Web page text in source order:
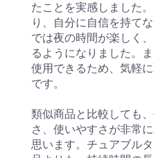
たことを実感しました
り、自分に自信を持て
では夜の時間が楽しく
るようになりました。
使用できるため、気軽
です。
類似商品と比較しても
さ、使いやすさが非常
思います。チュアブル